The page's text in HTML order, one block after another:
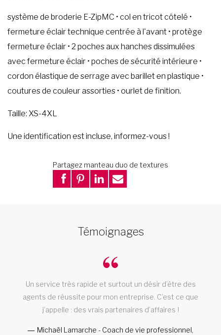
système de broderie E-ZipMC • col en tricot côtelé •
fermeture éclair technique centrée à l'avant • protège
fermeture éclair • 2 poches aux hanches dissimulées
avec fermeture éclair • poches de sécurité intérieure •
cordon élastique de serrage avec barillet en plastique •
coutures de couleur assorties • ourlet de finition.
Taille: XS-4XL
Une identification est incluse, informez-vous !
Partagez manteau duo de textures
Témoignages
Un service très rapide et surtout un désir d’être des
agents de réussite pour mon entreprise. C’est ce que
j’appelle : des vrais partenaires d’affaires !
Michaël Lamarche - Coach de vie professionnel,